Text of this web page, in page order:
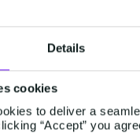
Details
cookies
to deliver a
“Accept” you
beschikbaar is door
of
kan RCS Basic
op